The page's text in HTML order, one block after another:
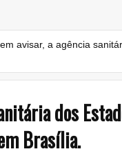
avisar, a agência
dos
Brasília.